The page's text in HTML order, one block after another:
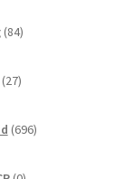
84izdelkov
27izdelkov
696izdelkov